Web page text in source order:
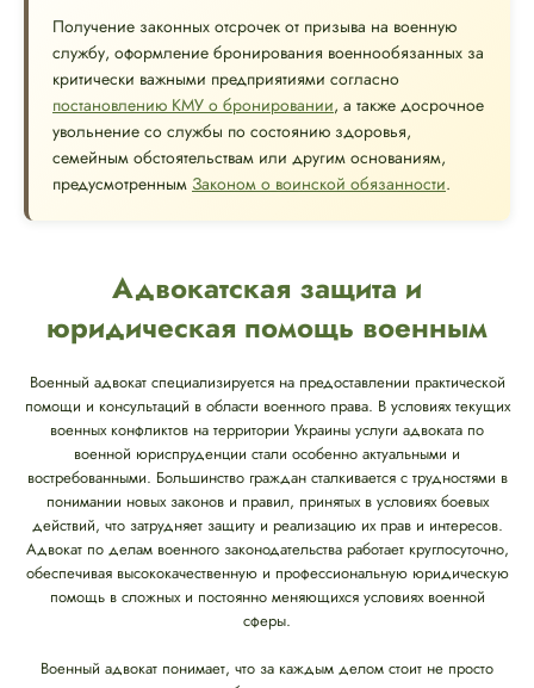
Получение законных отсрочек от призыва на военную
службу, оформление бронирования военнообязанных за
критически важными предприятиями согласно
постановлению КМУ о бронировании, а также досрочное
увольнение со службы по состоянию здоровья,
семейным обстоятельствам или другим основаниям,
предусмотренным Законом о воинской обязанности.
Адвокатская защита и
юридическая помощь военным
Военный адвокат специализируется на предоставлении практической
помощи и консультаций в области военного права. В условиях текущих
военных конфликтов на территории Украины услуги адвоката по
военной юриспруденции стали особенно актуальными и
востребованными. Большинство граждан сталкивается с трудностями в
понимании новых законов и правил, принятых в условиях боевых
действий, что затрудняет защиту и реализацию их прав и интересов.
Адвокат по делам военного законодательства работает круглосуточно,
обеспечивая высококачественную и профессиональную юридическую
помощь в сложных и постоянно меняющихся условиях военной
сферы.
Военный адвокат понимает, что за каждым делом стоит не просто